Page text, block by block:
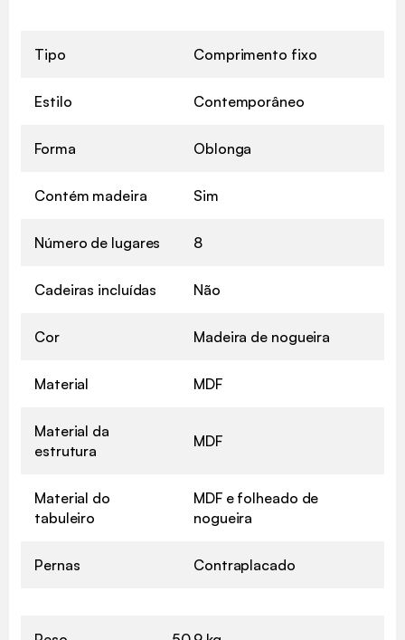
Tipo Comprimento fixo
Estilo Contemporâneo
Forma Oblonga
Contém madeira Sim
Número de lugares 8
Cadeiras incluídas Não
Cor Madeira de nogueira
Material MDF
Material da
estrutura
MDF
Material do
tabuleiro
MDF e folheado de
nogueira
Pernas Contraplacado